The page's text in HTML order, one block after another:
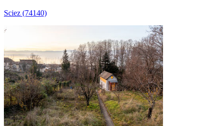
Sciez (74140)